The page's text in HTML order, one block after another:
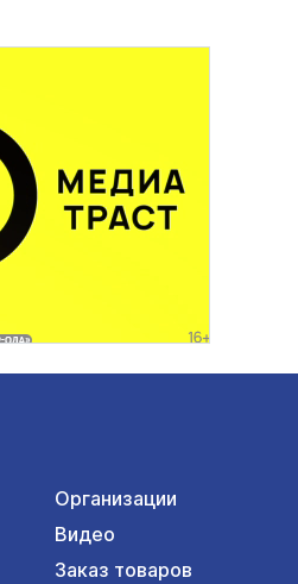
Организации
Видео
Заказ товаров